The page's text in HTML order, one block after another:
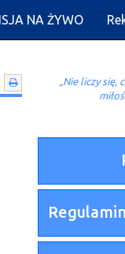
NA ŻYWO
„Nie liczy się,